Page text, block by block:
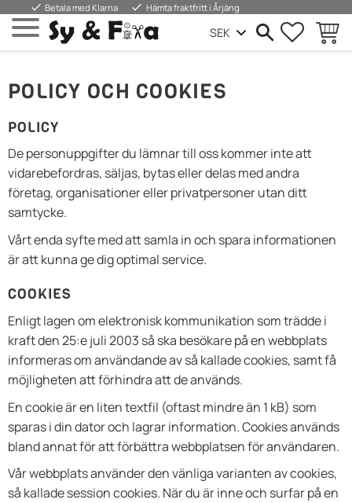
Meny
done Betala med Klarna done Hämta fraktfritt i Årjäng
POLICY OCH COOKIES
POLICY
De personuppgifter du lämnar till oss kommer inte att
vidarebefordras, säljas, bytas eller delas med andra
företag, organisationer eller privatpersoner utan ditt
samtycke.
Vårt enda syfte med att samla in och spara informationen
är att kunna ge dig optimal service.
COOKIES
Enligt lagen om elektronisk kommunikation som trädde i
kraft den 25:e juli 2003 så ska besökare på en webbplats
informeras om användande av så kallade cookies, samt få
möjligheten att förhindra att de används.
En cookie är en liten textfil (oftast mindre än 1 kB) som
sparas i din dator och lagrar information. Cookies används
bland annat för att förbättra webbplatsen för användaren.
Vår webbplats använder den vänliga varianten av cookies,
så kallade session cookies. När du är inne och surfar på en